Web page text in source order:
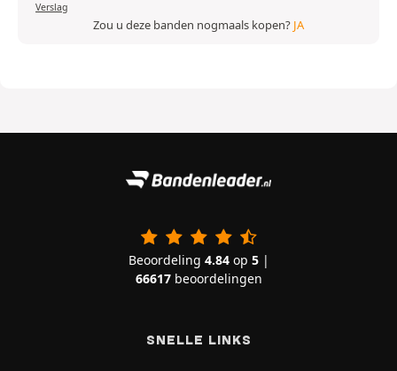
Verslag
Zou u deze banden nogmaals kopen? JA
Beoordeling 4.84op 5|
66617beoordelingen
SNELLE LINKS